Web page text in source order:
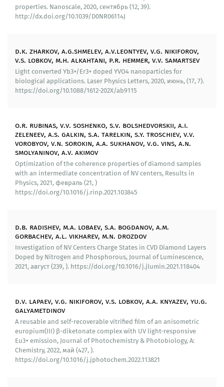
тепловых изображений с пространственным
разрешением 25 мкм. Он не требует
тепловизионных изображений in vivo диапазоне
температур.
Создан новый многоразовый люминесцентный
270-370 К. Эксперименты показали, что он устойчив к
негативному воздействию кислорода и УФ–
излучения. Сильная люминесценция датчика
возбуждается облучением в диапазоне длин волн
280-425 нм.
Реализован эффект когерентного пленения
населенности в ансамблях NV-центров в алмазе в
магнитного поля.
Предложен и апробирован метод контроля угла
между осями кристалла алмаза с NV-центрами и
внешним магнитным полем на основе кросс-
магнитных полей без использования
микроволнового излучения.
Используя гель-технологии, осуществлен синтез
апконверсионных наночастиц YVO
Перспективность применения наночастиц в
properties. Nanoscale, 2020, сентябрь (12, 39).
http://dx.doi.org/10.1039/D0NR06114J
d.k. zharkov, a.g.shmelev, a.v.leontyev, v.g. nikiforov,
v.s. lobkov, m.h. alkahtani, p.r. hemmer, v.v. samartsev
Light converted Yb3+/Er3+ doped YVO4 nanoparticles for
biological applications. Laser Physics Letters, 2020, июнь, (17, 7).
https://doi.org/10.1088/1612-202X/ab9115
o.r. rubinas, v.v. soshenko, s.v. bolshedvorskii, a.i.
zeleneev, a.s. galkin, s.a. tarelkin, s.y. troschiev, v.v.
vorobyov, v.n. sorokin, a.a. sukhanov, v.g. vins, a.n.
smolyaninov, a.v. akimov
Optimization of the coherence properties of diamond samples
with an intermediate concentration of NV centers, Results in
Physics, 2021, февраль (21, )
https://doi.org/10.1016/j.rinp.2021.103845
d.b. radishev, m.a. lobaev, s.a. bogdanov, a.m.
gorbachev, a.l. vikharev, m.n. drozdov
Investigation of NV Centers Charge States in CVD Diamond Layers
Doped by Nitrogen and Phosphorous, Journal of Luminescence,
2021, август (239, ). https://doi.org/10.1016/j.jlumin.2021.118404
d.v. lapaev, v.g. nikiforov, v.s. lobkov, a.a. knyazev, yu.g.
galyametdinov
A reusable and self-recoverable vitrified film of an anisometric
europium(III) β-diketonate complex with UV light-responsive
Eu3+ emission, Journal of Photochemistry & Photobiology, A:
Chemistry, 2022, май (427, ).
https://doi.org/10.1016/j.jphotochem.2022.113821